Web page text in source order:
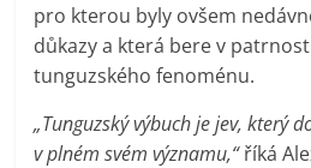
pro kterou byly ovšem
důkazy a která bere v
tunguzského fenoménu.
„Tunguzský výbuch je jev, který
v plném svém významu,“říká